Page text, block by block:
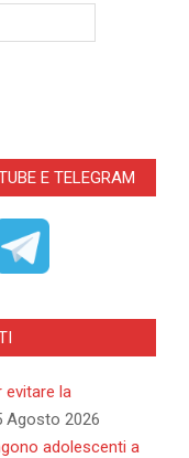
E TELEGRAM
evitare la
Agosto 2026
adolescenti a